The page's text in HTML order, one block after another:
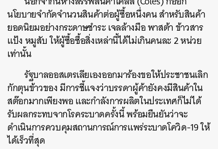
นโยบายจำกัดจำนวนสินค้าต่อผู้ซื้อหนึ่งคน สำหรับสินค้า
ยอดนิยมอย่างกระดาษชำระ เจลล้างมือ พาสต้า ข้าวสาร
แป้ง หมูสับ ให้ผู้ซื้อซื้อสิ่งเหล่านี้ได้ไม่เกินคนละ 2 หน่วย
เท่านั้น
รัฐบาลออสเตรเลียเองออกมาร้องขอให้ประชาชนเลิก
กักตุนข้าวของ มีการชี้แจงว่าบรรดาผู้ค้ายังคงมีสินค้าใน
สต๊อกมากเพียงพอ และกำลังการผลิตในประเทศก็ไม่ได้
รับผลกระทบจากโรคระบาดครั้งนี้ พร้อมยืนยันว่าจะ
ดำเนินการควบคุมสถานการณ์การแพร่ระบาดโควิด-19 ให้
ได้เร็วที่สุด